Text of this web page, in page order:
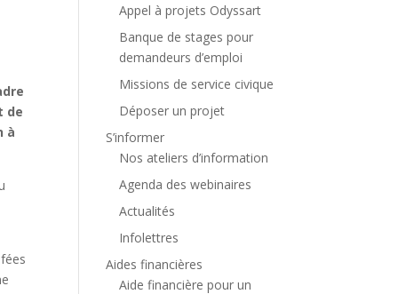
de
à
Appel à projets Odyssart
Banque de stages pour
demandeurs d’emploi
Missions de service civique
Déposer un projet
S’informer
Nos ateliers d’information
Agenda des webinaires
Actualités
Infolettres
Aides financières
Aide financière pour un